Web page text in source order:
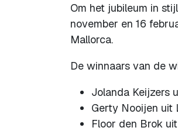
Om het jubileum in
november en 16
Mallorca.
De winnaars van de
Jolanda Keijzers
Gerty Nooijen uit
Floor den Brok